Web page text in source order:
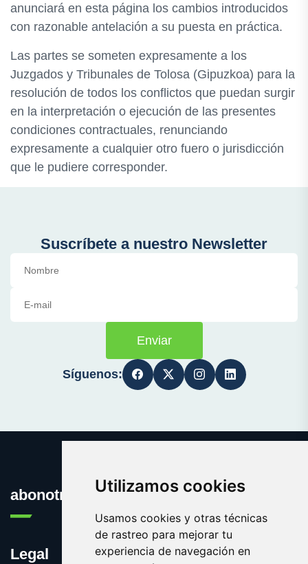
Utilizamos cookies
Usamos cookies y otras técnicas
de rastreo para mejorar tu
experiencia de navegación en
anunciará en esta página los cambios introducidos
con razonable antelación a su puesta en práctica.
Las partes se someten expresamente a los
Juzgados y Tribunales de Tolosa (Gipuzkoa) para la
resolución de todos los conflictos que puedan surgir
en la interpretación o ejecución de las presentes
condiciones contractuales, renunciando
expresamente a cualquier otro fuero o jurisdicción
que le pudiere corresponder.
Suscríbete a nuestro Newsletter
Enviar
Síguenos:
abonotransporte.com
Legal